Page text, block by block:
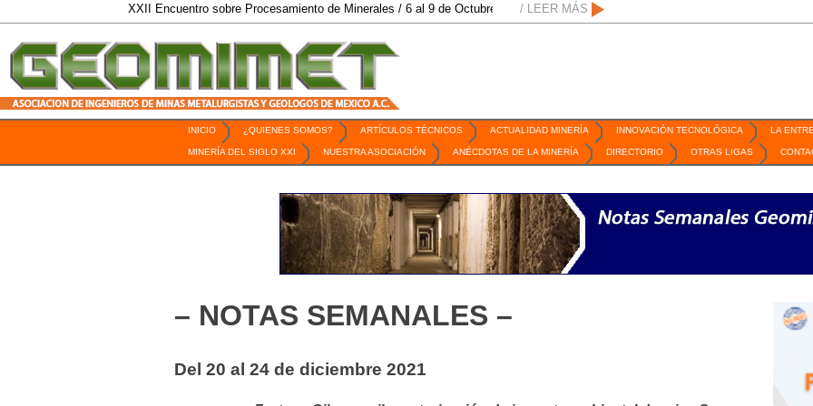
XXII Encuentro sobre Procesamiento de Minerales / 6 al 9 de Octubre de 2026 / San Luis Potosí, SLP / Mexico Mining Forum / 2 de
/ LEER MÁS
INICIO ¿QUIENES SOMOS? ARTÍCULOS TÉCNICOS ACTUALIDAD MINERÍA INNOVACIÓN TECNOLÓGICA LA
MINERÍA DEL SIGLO XXI NUESTRA ASOCIACIÓN ANÉCDOTAS DE LA MINERÍA DIRECTORIO OTRAS LIGAS
– NOTAS SEMANALES –
Del 20 al 24 de diciembre 2021